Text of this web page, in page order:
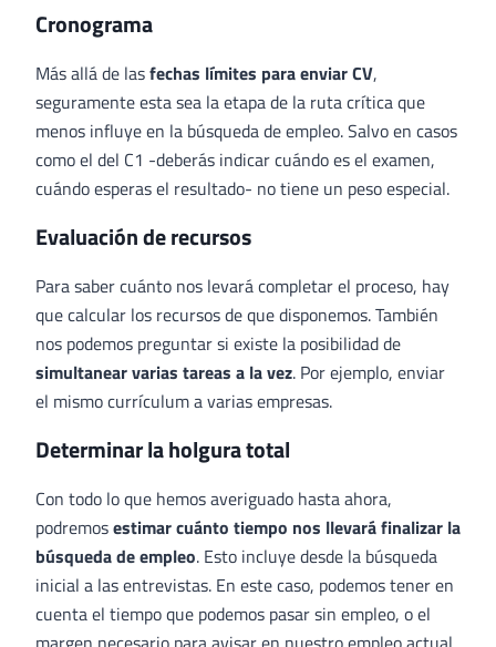
Cronograma
Más allá de lasfechas límites para enviar CV,
seguramente esta sea la etapa de la ruta crítica que
menos influye en la búsqueda de empleo. Salvo en casos
como el del C1 -deberás indicar cuándo es el examen,
cuándo esperas el resultado- no tiene un peso especial.
Evaluación de recursos
Para saber cuánto nos levará completar el proceso, hay
que calcular los recursos de que disponemos. También
nos podemos preguntar si existe la posibilidad de
simultanear varias tareas a la vez. Por ejemplo, enviar
el mismo currículum a varias empresas.
Determinar la holgura total
Con todo lo que hemos averiguado hasta ahora,
podremosestimar cuánto tiempo nos llevará finalizar la
búsqueda de empleo. Esto incluye desde la búsqueda
inicial a las entrevistas. En este caso, podemos tener en
cuenta el tiempo que podemos pasar sin empleo, o el